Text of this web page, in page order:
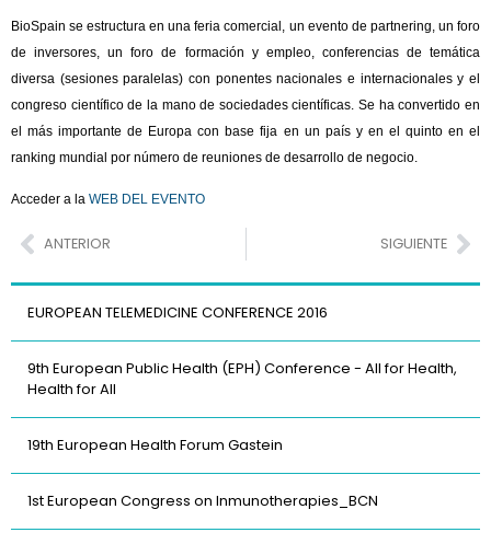
BioSpain se estructura en una feria comercial, un evento de partnering, un foro
de inversores, un foro de formación y empleo, conferencias de temática
diversa (sesiones paralelas) con ponentes nacionales e internacionales y el
congreso científico de la mano de sociedades científicas. Se ha convertido en
el más importante de Europa con base fija en un país y en el quinto en el
ranking mundial por número de reuniones de desarrollo de negocio.
Acceder a l a WEB DEL EVENTO
ANTERIOR SIGUIENTE
EUROPEAN TELEMEDICINE CONFERENCE 2016
9th European Public Health (EPH) Conference - All for Health,
Health for All
19th European Health Forum Gastein
1st European Congress on Inmunotherapies_BCN